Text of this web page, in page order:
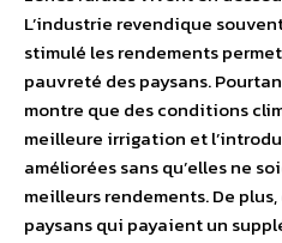
L’industrie revendique
stimulé les rendements
pauvreté des paysans.
montre que des conditions
meilleure irrigation et
améliorées sans qu’elles ne
meilleurs rendements. De
paysans qui payaient un